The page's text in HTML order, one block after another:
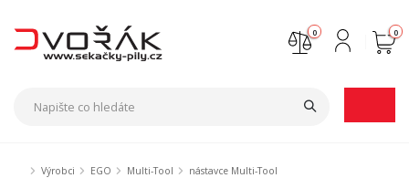
0
0
Výrobci EGO Multi-Tool
nástavce Multi-Tool